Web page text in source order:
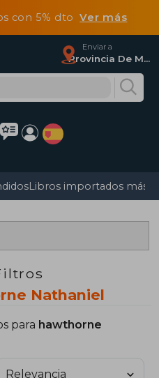
con 5% dtoVer más
Enviar a
Provincia De Madrid
Libros importados más
Nathaniel
para hawthorne